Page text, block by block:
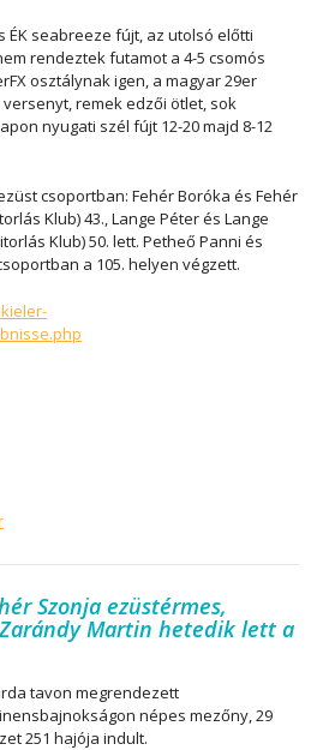
ÉK seabreeze fújt, az utolsó előtti
rendeztek futamot a 4-5 csomós
osztálynak igen, a magyar 29er
remek edzői ötlet, sok
nyugati szél fújt 12-20 majd 8-12
csoportban: Fehér Boróka és Fehér
Klub) 43., Lange Péter és Lange
Klub) 50. lett. Petheő Panni és
a 105. helyen végzett.
Szonja ezüstérmes,
Zarándy Martin hetedik lett a
tavon megrendezett
népes mezőny, 29
251 hajója indult.